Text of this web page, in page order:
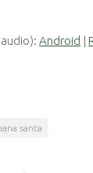
Android |
santa